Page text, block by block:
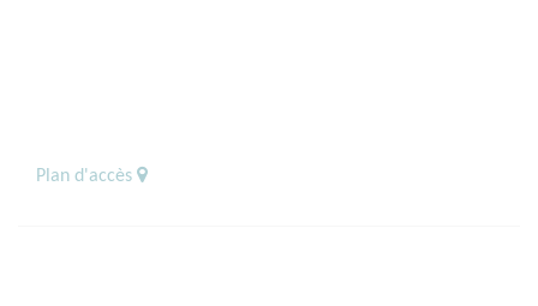
Plan d'accès